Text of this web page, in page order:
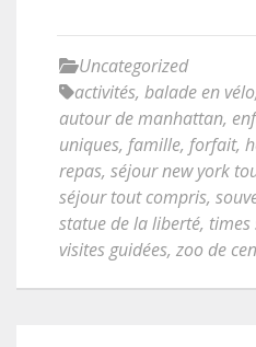
Uncategorized
activités, balade en vélo,
autour de manhattan,
uniques, famille, forfait,
repas, séjour new york
séjour tout compris,
statue de la liberté, times
visites guidées, zoo de